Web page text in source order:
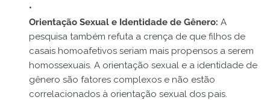
Orientação Sexual e Identidade de Gênero: A
pesquisa também refuta a crença de que filhos de
casais homoafetivos seriam mais propensos a serem
homossexuais. A orientação sexual e a identidade de
gênero são fatores complexos e não estão
correlacionados à orientação sexual dos pais.